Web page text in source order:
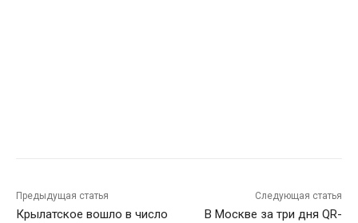
Предыдущая статья
Крылатское вошло в число
Следующая статья
В Москве за три дня QR-